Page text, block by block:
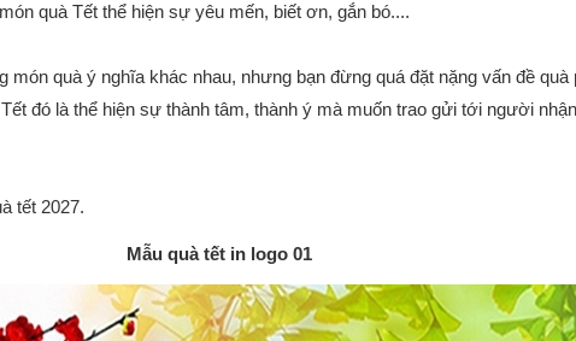
quà Tết thể hiện sự yêu mến, biết ơn, gắn bó....
quà ý nghĩa khác nhau, nhưng bạn đừng quá đặt nặng vấn đề
đó là thể hiện sự thành tâm, thành ý mà muốn trao gửi tới người
tết 2027.
Mẫu quà tết in logo 01